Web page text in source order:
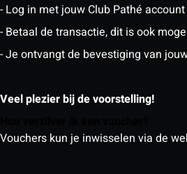
- Log in met jouw Club Pathé
- Betaal de transactie, dit is ook
- Je ontvangt de bevestiging van
Veel plezier bij de voorstelling!
Vouchers kun je inwisselen via de